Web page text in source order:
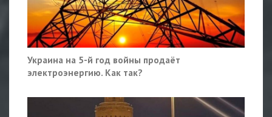
Украина на 5-й год войны продаёт
электроэнергию. Как так?